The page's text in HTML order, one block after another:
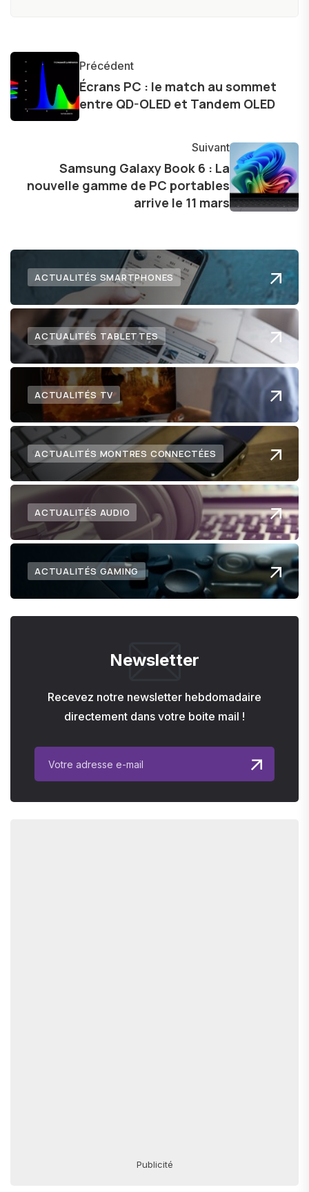
informations précises et pertinentes pour aider
les consommateurs à comprendre et à naviguer
dans le paysage technologique en constante
évolution.
Précédent
Écrans PC : le match au sommet
entre QD-OLED et Tandem OLED
Suivant
Samsung Galaxy Book 6 : La
nouvelle gamme de PC portables
arrive le 11 mars
ACTUALITÉS SMARTPHONES
ACTUALITÉS TABLETTES
ACTUALITÉS TV
ACTUALITÉS MONTRES CONNECTÉES
ACTUALITÉS AUDIO
ACTUALITÉS GAMING
Newsletter
Recevez notre newsletter hebdomadaire
directement dans votre boite mail !
Publicité